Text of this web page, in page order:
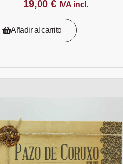
19,00€ IVA incl.
Añadir al carrito